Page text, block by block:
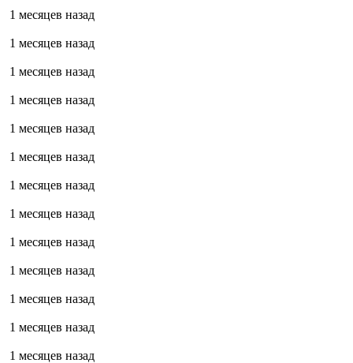
1 месяцев назад
1 месяцев назад
1 месяцев назад
1 месяцев назад
1 месяцев назад
1 месяцев назад
1 месяцев назад
1 месяцев назад
1 месяцев назад
1 месяцев назад
1 месяцев назад
1 месяцев назад
1 месяцев назад